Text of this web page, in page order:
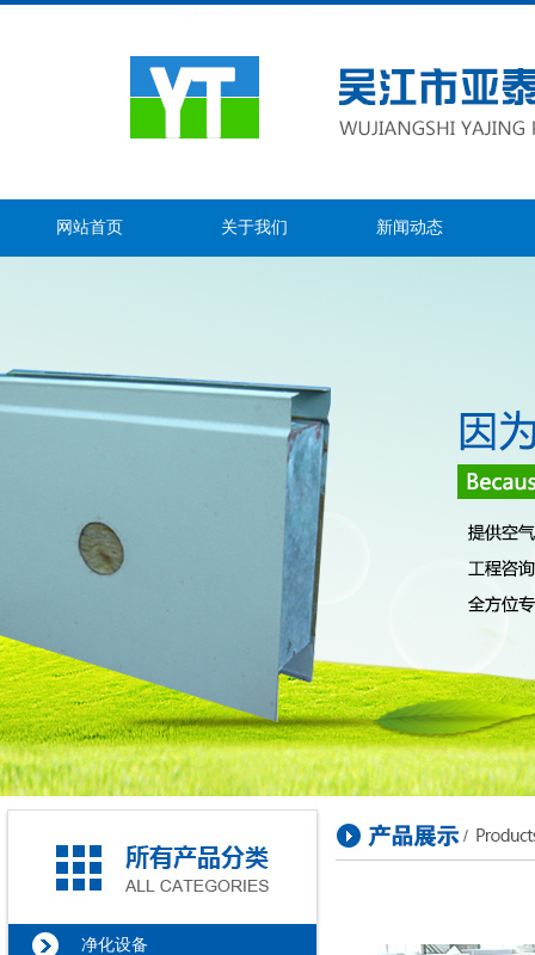
网站首页 关于我们 新闻动态
净化设备